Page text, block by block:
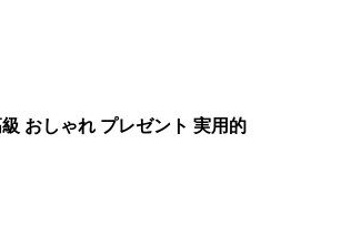
おしゃれ プレゼント 実用的